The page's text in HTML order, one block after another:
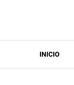
INICIO